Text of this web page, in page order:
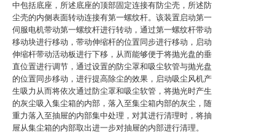
中包括底座，所述底座的顶部固定连接有防尘壳，所述防
尘壳的内侧表面转动连接有第一螺纹杆。该装置启动第一
伺服电机带动第一螺纹杆进行转动，通过第一螺纹杆带动
移动块进行移动，带动伸缩杆的位置同步进行移动，启动
伸缩杆带动活动板进行下移，从而能够便于将抛光盘的垂
直位置进行调节，通过设置的防尘罩和吸尘软管与抛光盘
的位置同步移动，进行提高除尘的效果，启动吸尘风机产
生吸力从而将依次通过防尘罩和吸尘软管，将抛光时产生
的灰尘吸入集尘箱的内部，落入至集尘箱内部的灰尘，随
重力落入至抽屉的内部集中处理，对其进行清理时，将抽
屉从集尘箱的内部取出进一步对抽屉的内部进行清理。